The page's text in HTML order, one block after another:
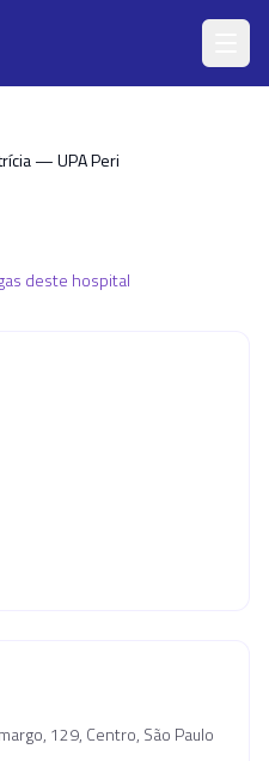
— UPA Peri
deste hospital
129, Centro, São Paulo